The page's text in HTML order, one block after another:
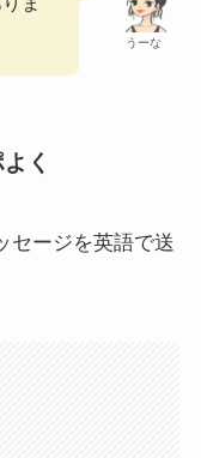
うーな
く
セージを英語で送